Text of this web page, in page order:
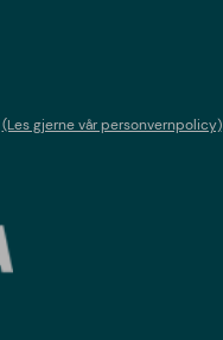
(Les gjerne vår personvernpolicy)